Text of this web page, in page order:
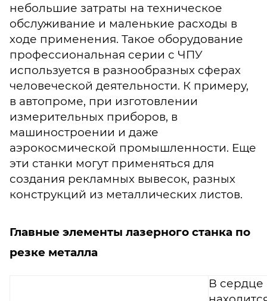
небольшие затраты на техническое
обслуживание и маленькие расходы в
ходе применения. Такое оборудование
профессиональная серии с ЧПУ
используется в разнообразных сферах
человеческой деятельности. К примеру,
в автопроме, при изготовлении
измерительных приборов, в
машиностроении и даже
аэрокосмической промышленности. Еще
эти станки могут применяться для
создания рекламных вывесок, разных
конструкций из металлических листов.
Главные элементы лазерного станка по
резке металла
В сердце